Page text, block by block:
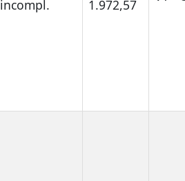
incompl.
1.972,57